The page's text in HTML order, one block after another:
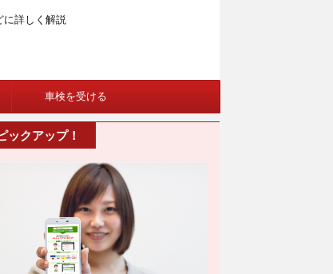
に詳しく解説
車検を受ける
ックアップ！